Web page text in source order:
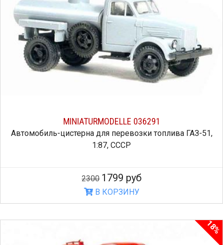
MINIATURMODELLE 036291
Автомобиль-цистерна для перевозки топлива ГАЗ-51,
1:87, СССР
2300 1799 руб
В КОРЗИНУ
18%